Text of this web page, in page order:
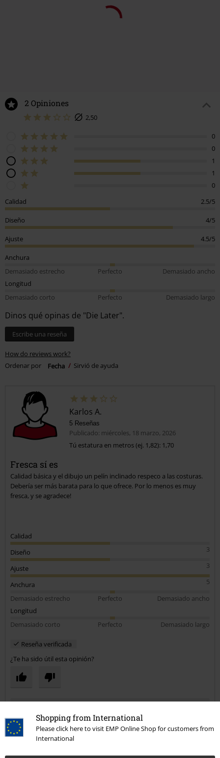
Shopping from International
Please click here to visit EMP Online Shop for customers from
International
2 Opiniones
2,50
0
0
1
1
0
Calidad
2.5/5
Diseño 4/5
Ajuste 4.5/5
Anchura
Demasiado estrecho
Perfecto
Demasiado ancho
Longitud
Demasiado corto
Perfecto Demasiado largo
Dinos qué opinas de "Die Later".
Escribe una reseña
How do reviews work?
Ordenar por
Fecha Sirvió de ayuda
Karlos A.
5 Reseñas
Publicado: miércoles, 18 marzo, 2026
Tú estatura en metros (ej. 1,82): 1,70
Fresca sí es
Calidad básica y el dibujo un pelín inclinado respeco a las costuras.
Debería ser más barata para lo que ofrece. Por lo menos es muy
fresca, y se agradece!
Calidad
3
Diseño
3
Ajuste
5
Anchura
Demasiado estrecho
Perfecto
Demasiado ancho
Longitud
Demasiado corto
Perfecto Demasiado largo
Reseña verificada
¿Te ha sido útil esta opinión?